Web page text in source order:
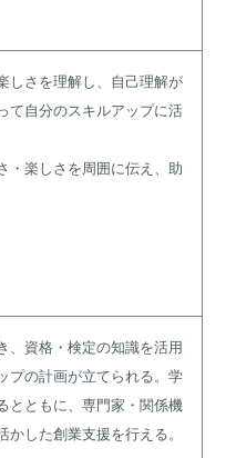
しさを理解し、自己理解が
て自分のスキルアップに活
・楽しさを周囲に伝え、助
、資格・検定の知識を活用
プの計画が立てられる。学
とともに、専門家・関係機
かした創業支援を行える。